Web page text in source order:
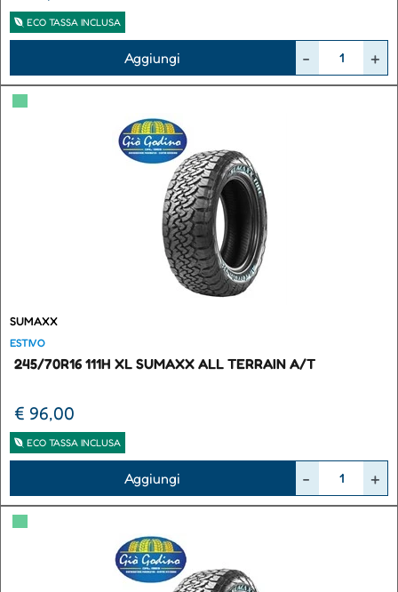
ECO TASSA INCLUSA
Aggiungi
▀
SUMAXX
ESTIVO
245/70R16 111H XL SUMAXX ALL TERRAIN A/T
€ 96,00
ECO TASSA INCLUSA
Aggiungi
▀